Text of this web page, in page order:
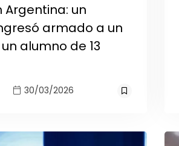
un
armado a un
alumno de 13
30/03/2026